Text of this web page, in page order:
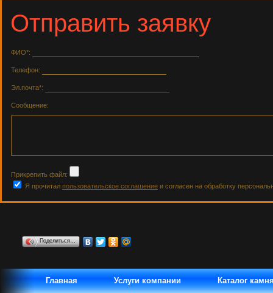
Отправить заявку
ФИО*:
Телефон:
Эл.почта*:
Сообщение:
Прикрепить файл:
Я прочитал пользовательское соглашение и согласен на обработку
Поделиться…
Главная Услуги компании Каталог